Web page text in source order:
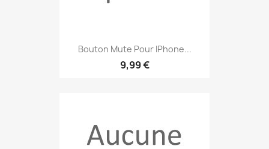
Bouton Mute Pour IPhone...
9,99 €